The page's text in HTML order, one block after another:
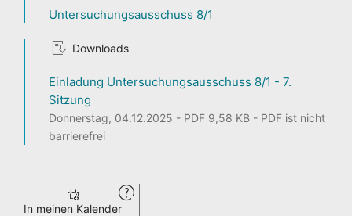
Untersuchungsausschuss 8/1
Downloads
Einladung Untersuchungsausschuss 8/1 - 7.
Sitzung
Donnerstag, 04.12.2025 - PDF 9,58 KB - PDF ist nicht
barrierefrei
In meinen Kalender
OFFENEN TÜR
1 2 3
PRESSE
ENTDECKEN
PERSONEN
VERANSTALTUNGEN
LANDTAG LIVE